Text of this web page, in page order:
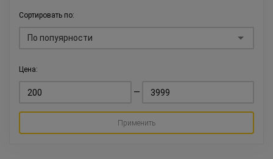
Сортировать по:
По попуярности
Цена:
—
Применить